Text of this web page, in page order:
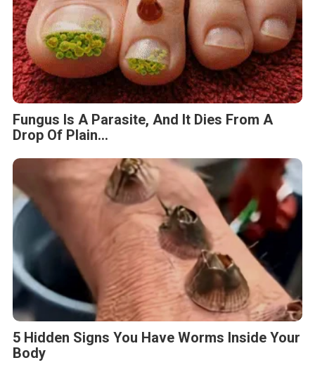
Fungus Is A Parasite, And It Dies From A
Drop Of Plain...